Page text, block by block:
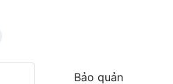
Bảo quản